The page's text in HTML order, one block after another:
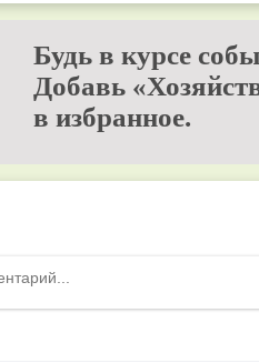
Будь в курсе
Добавь
в избранное.